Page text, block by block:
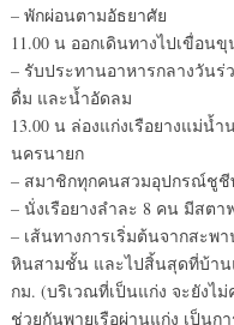
– พักผ่อนตามอัธยาศัย
11.00 น ออกเดินทางไปเขื่อ
– รับประทานอาหารกลางวัน
ดื่ม และน้ำอัดลม
13.00 น ล่องแก่งเรือยางแม่น้
นครนายก
– สมาชิกทุกคนสวมอุปกรณ์ชู
– นั่งเรือยางลำละ 8 คน มีสต
– เส้นทางการเริ่มต้นจากสะพ
หินสามชั้น และไปสิ้นสุดที่บ้าน
กม. (บริเวณที่เป็นแก่ง จะยังไ
ช่วยกันพายเรือผ่านแก่ง เป็นก